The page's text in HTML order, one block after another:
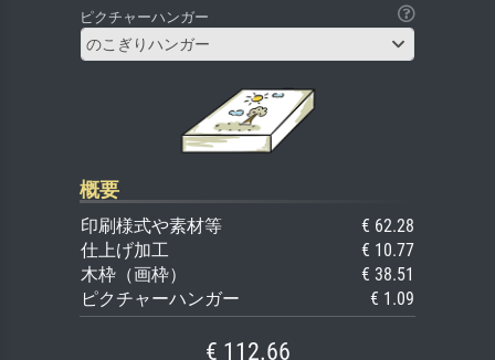
ピクチャーハンガー
のこぎりハンガー
概要
印刷様式や素材等
€ 62.28
仕上げ加工
€ 10.77
木枠（画枠）
€ 38.51
ピクチャーハンガー
€ 1.09
€ 112.66